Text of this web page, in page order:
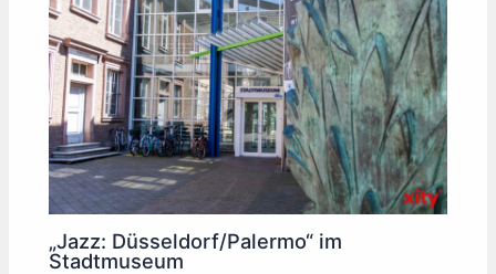
„Jazz: Düsseldorf/Palermo“ im
Stadtmuseum